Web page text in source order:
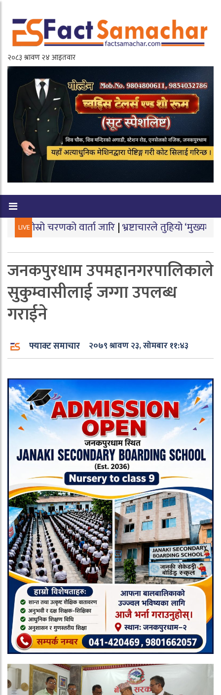
LIVE
वार्ता जारि|भ्रष्टाचारले तुहियो ‘मुख्यमन्त्री बेटी
जनकपुरधाम उपमहानगरपालिकाले
सुकुम्वासीलाई जग्गा उपलब्ध
गराईने
फ्याक्ट समाचार २०७९ श्रावण २३, सोमबार ११:४३